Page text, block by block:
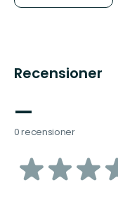
Recensioner
—
0 recensioner
av